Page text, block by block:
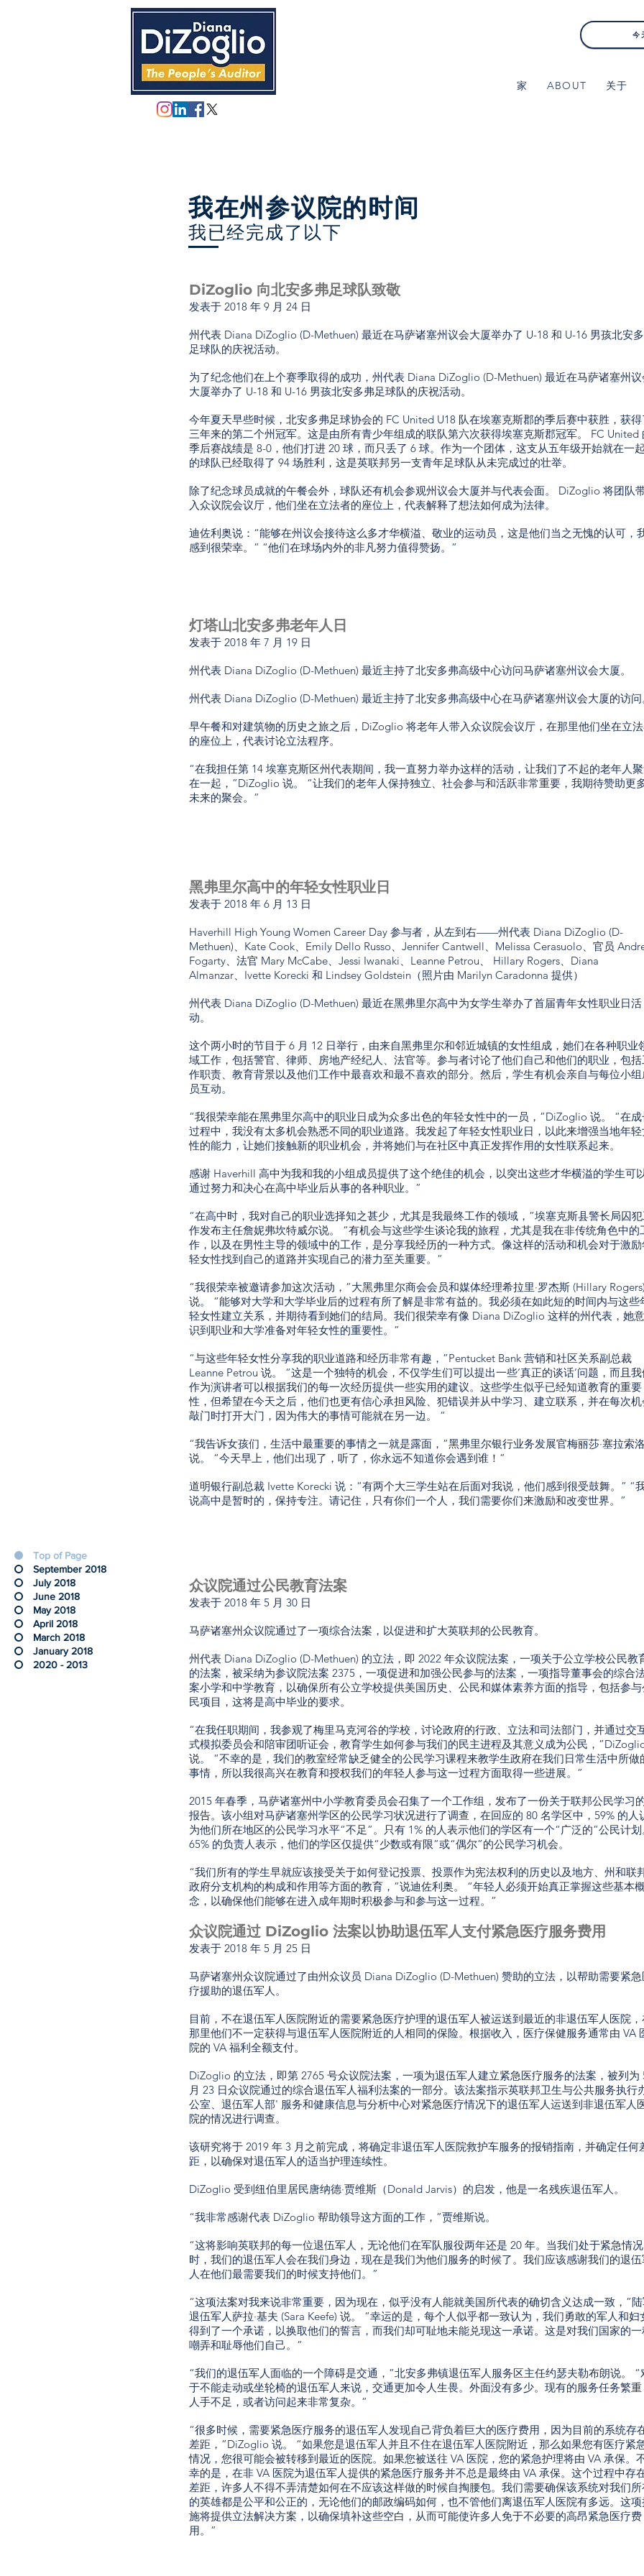
今
家 ABOUT 关于
Top of Page
September 2018
July 2018
June 2018
May 2018
April 2018
March 2018
January 2018
2020 - 2013
我在州参议院的时间
我已经完成了以下
DiZoglio 向北安多弗足球队致敬
发表于 2018 年 9 月 24 日
州代表 Diana DiZoglio (D-Methuen) 最近在马萨诸塞州议会大厦举办了 U-18 和 U-16 男孩北安
足球队的庆祝活动。
为了纪念他们在上个赛季取得的成功，州代表 Diana DiZoglio (D-Methuen) 最近在马萨诸塞州议
大厦举办了 U-18 和 U-16 男孩北安多弗足球队的庆祝活动。
今年夏天早些时候，北安多弗足球协会的 FC United U18 队在埃塞克斯郡的季后赛中获胜，获得
三年来的第二个州冠军。这是由所有青少年组成的联队第六次获得埃塞克斯郡冠军。 FC United
季后赛战绩是 8-0，他们打进 20 球，而只丢了 6 球。作为一个团体，这支从五年级开始就在一起
的球队已经取得了 94 场胜利，这是英联邦另一支青年足球队从未完成过的壮举。
除了纪念球员成就的午餐会外，球队还有机会参观州议会大厦并与代表会面。 DiZoglio 将团队
入众议院会议厅，他们坐在立法者的座位上，代表解释了想法如何成为法律。
迪佐利奥说：“能够在州议会接待这么多才华横溢、敬业的运动员，这是他们当之无愧的认可，
感到很荣幸。” “他们在球场内外的非凡努力值得赞扬。”
灯塔山北安多弗老年人日
发表于 2018 年 7 月 19 日
州代表 Diana DiZoglio (D-Methuen) 最近主持了北安多弗高级中心访问马萨诸塞州议会大厦。
州代表 Diana DiZoglio (D-Methuen) 最近主持了北安多弗高级中心在马萨诸塞州议会大厦的访问
早午餐和对建筑物的历史之旅之后，DiZoglio 将老年人带入众议院会议厅，在那里他们坐在立
的座位上，代表讨论立法程序。
“在我担任第 14 埃塞克斯区州代表期间，我一直努力举办这样的活动，让我们了不起的老年人
在一起，”DiZoglio 说。 “让我们的老年人保持独立、社会参与和活跃非常重要，我期待赞助更
未来的聚会。”
黑弗里尔高中的年轻女性职业日
发表于 2018 年 6 月 13 日
Haverhill High Young Women Career Day 参与者，从左到右——州代表 Diana DiZoglio (D-
Methuen)、Kate Cook、Emily Dello Russo、Jennifer Cantwell、Melissa Cerasuolo、官员
Fogarty、法官 Mary McCabe、Jessi Iwanaki、Leanne Petrou、 Hillary Rogers、Diana
Almanzar、Ivette Korecki 和 Lindsey Goldstein（照片由 Marilyn Caradonna 提供）
州代表 Diana DiZoglio (D-Methuen) 最近在黑弗里尔高中为女学生举办了首届青年女性职业日活
动。
这个两小时的节目于 6 月 12 日举行，由来自黑弗里尔和邻近城镇的女性组成，她们在各种职业
域工作，包括警官、律师、房地产经纪人、法官等。参与者讨论了他们自己和他们的职业，包
作职责、教育背景以及他们工作中最喜欢和最不喜欢的部分。然后，学生有机会亲自与每位小
员互动。
“我很荣幸能在黑弗里尔高中的职业日成为众多出色的年轻女性中的一员，”DiZoglio 说。 “在成
过程中，我没有太多机会熟悉不同的职业道路。我发起了年轻女性职业日，以此来增强当地年
性的能力，让她们接触新的职业机会，并将她们与在社区中真正发挥作用的女性联系起来。
感谢 Haverhill 高中为我和我的小组成员提供了这个绝佳的机会，以突出这些才华横溢的学生可
通过努力和决心在高中毕业后从事的各种职业。”
“在高中时，我对自己的职业选择知之甚少，尤其是我最终工作的领域，”埃塞克斯县警长局囚
作发布主任詹妮弗坎特威尔说。 “有机会与这些学生谈论我的旅程，尤其是我在非传统角色中的
作，以及在男性主导的领域中的工作，是分享我经历的一种方式。像这样的活动和机会对于激
轻女性找到自己的道路并实现自己的潜力至关重要。”
“我很荣幸被邀请参加这次活动，”大黑弗里尔商会会员和媒体经理希拉里·罗杰斯 (Hillary Rogers)
说。 “能够对大学和大学毕业后的过程有所了解是非常有益的。我必须在如此短的时间内与这些
轻女性建立关系，并期待看到她们的结局。我们很荣幸有像 Diana DiZoglio 这样的州代表，她意
识到职业和大学准备对年轻女性的重要性。”
“与这些年轻女性分享我的职业道路和经历非常有趣，”Pentucket Bank 营销和社区关系副总裁
Leanne Petrou 说。 “这是一个独特的机会，不仅学生们可以提出一些‘真正的谈话’问题，而且我
作为演讲者可以根据我们的每一次经历提供一些实用的建议。这些学生似乎已经知道教育的重要
性，但希望在今天之后，他们也更有信心承担风险、犯错误并从中学习、建立联系，并在每次机
敲门时打开大门，因为伟大的事情可能就在另一边。 ”
“我告诉女孩们，生活中最重要的事情之一就是露面，”黑弗里尔银行业务发展官梅丽莎·塞拉索洛
说。 “今天早上，他们出现了，听了，你永远不知道你会遇到谁！”
道明银行副总裁 Ivette Korecki 说：“有两个大三学生站在后面对我说，他们感到很受鼓舞。” “
说高中是暂时的，保持专注。请记住，只有你们一个人，我们需要你们来激励和改变世界。”
众议院通过公民教育法案
发表于 2018 年 5 月 30 日
马萨诸塞州众议院通过了一项综合法案，以促进和扩大英联邦的公民教育。
州代表 Diana DiZoglio (D-Methuen) 的立法，即 2022 年众议院法案，一项关于公立学校公民教
的法案，被采纳为参议院法案 2375，一项促进和加强公民参与的法案，一项指导董事会的综合
案小学和中学教育，以确保所有公立学校提供美国历史、公民和媒体素养方面的指导，包括参与
民项目，这将是高中毕业的要求。
“在我任职期间，我参观了梅里马克河谷的学校，讨论政府的行政、立法和司法部门，并通过交
式模拟委员会和陪审团听证会，教育学生如何参与我们的民主进程及其意义成为公民，
说。 “不幸的是，我们的教室经常缺乏健全的公民学习课程来教学生政府在我们日常生活中所做
事情，所以我很高兴在教育和授权我们的年轻人参与这一过程方面取得一些进展。”
2015 年春季，马萨诸塞州中小学教育委员会召集了一个工作组，发布了一份关于联邦公民学习
报告。该小组对马萨诸塞州学区的公民学习状况进行了调查，在回应的 80 名学区中，59% 的人
为他们所在地区的公民学习水平“不足”。只有 1% 的人表示他们的学区有一个“广泛的”公民计划
65% 的负责人表示，他们的学区仅提供“少数或有限”或“偶尔”的公民学习机会。
“我们所有的学生早就应该接受关于如何登记投票、投票作为宪法权利的历史以及地方、州和联
政府分支机构的构成和作用等方面的教育，”说迪佐利奥。 “年轻人必须开始真正掌握这些基本
念，以确保他们能够在进入成年期时积极参与和参与这一过程。”
众议院通过 DiZoglio 法案以协助退伍军人支付紧急医疗服务费用
发表于 2018 年 5 月 25 日
马萨诸塞州众议院通过了由州众议员 Diana DiZoglio (D-Methuen) 赞助的立法，以帮助需要紧急
疗援助的退伍军人。
目前，不在退伍军人医院附近的需要紧急医疗护理的退伍军人被运送到最近的非退伍军人医院，
那里他们不一定获得与退伍军人医院附近的人相同的保险。根据收入，医疗保健服务通常由 VA
院的 VA 福利全额支付。
DiZoglio 的立法，即第 2765 号众议院法案，一项为退伍军人建立紧急医疗服务的法案，被列为
月 23 日众议院通过的综合退伍军人福利法案的一部分。该法案指示英联邦卫生与公共服务执行
公室、退伍军人部' 服务和健康信息与分析中心对紧急医疗情况下的退伍军人运送到非退伍军人
院的情况进行调查。
该研究将于 2019 年 3 月之前完成，将确定非退伍军人医院救护车服务的报销指南，并确定任何
距，以确保对退伍军人的适当护理连续性。
DiZoglio 受到纽伯里居民唐纳德·贾维斯（Donald Jarvis）的启发，他是一名残疾退伍军人。
“我非常感谢代表 DiZoglio 帮助领导这方面的工作，”贾维斯说。
“这将影响英联邦的每一位退伍军人，无论他们在军队服役两年还是 20 年。当我们处于紧急情况
时，我们的退伍军人会在我们身边，现在是我们为他们服务的时候了。我们应该感谢我们的退
人在他们最需要我们的时候支持他们。”
“这项法案对我来说非常重要，因为现在，似乎没有人能就美国所代表的确切含义达成一致，”
退伍军人萨拉·基夫 (Sara Keefe) 说。 “幸运的是，每个人似乎都一致认为，我们勇敢的军人和妇
得到了一个承诺，以换取他们的誓言，而我们却可耻地未能兑现这一承诺。这是对我们国家的一
嘲弄和耻辱他们自己。”
“我们的退伍军人面临的一个障碍是交通，”北安多弗镇退伍军人服务区主任约瑟夫勒布朗说。 “
于不能走动或坐轮椅的退伍军人来说，交通更加令人生畏。外面没有多少。现有的服务任务繁重
人手不足，或者访问起来非常复杂。”
“很多时候，需要紧急医疗服务的退伍军人发现自己背负着巨大的医疗费用，因为目前的系统存
差距，”DiZoglio 说。 “如果您是退伍军人并且不住在退伍军人医院附近，那么如果您有医疗紧
情况，您很可能会被转移到最近的医院。如果您被送往 VA 医院，您的紧急护理将由 VA 承保。
幸的是，在非 VA 医院为退伍军人提供的紧急医疗服务并不总是最终由 VA 承保。这个过程中存
差距，许多人不得不弄清楚如何在不应该这样做的时候自掏腰包。我们需要确保该系统对我们
的英雄都是公平和公正的，无论他们的邮政编码如何，也不管他们离退伍军人医院有多远。这
施将提供立法解决方案，以确保填补这些空白，从而可能使许多人免于不必要的高昂紧急医疗费
用。”